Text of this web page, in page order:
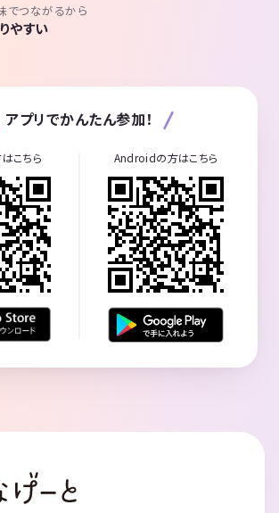
でつながるから
やすい
アプリでかんたん参加！
こちら Androidの方はこちら